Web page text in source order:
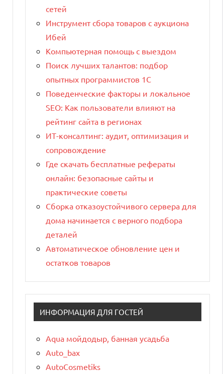
сетей
Инструмент сбора товаров с аукциона
Ибей
Компьютерная помощь с выездом
Поиск лучших талантов: подбор
опытных программистов 1C
Поведенческие факторы и локальное
SEO: Как пользователи влияют на
рейтинг сайта в регионах
ИТ-консалтинг: аудит, оптимизация и
сопровождение
Где скачать бесплатные рефераты
онлайн: безопасные сайты и
практические советы
Сборка отказоустойчивого сервера для
дома начинается с верного подбора
деталей
Автоматическое обновление цен и
остатков товаров
ИНФОРМАЦИЯ ДЛЯ ГОСТЕЙ
Aqua мойдодыр, банная усадьба
Auto_bax
AutoCosmetiks